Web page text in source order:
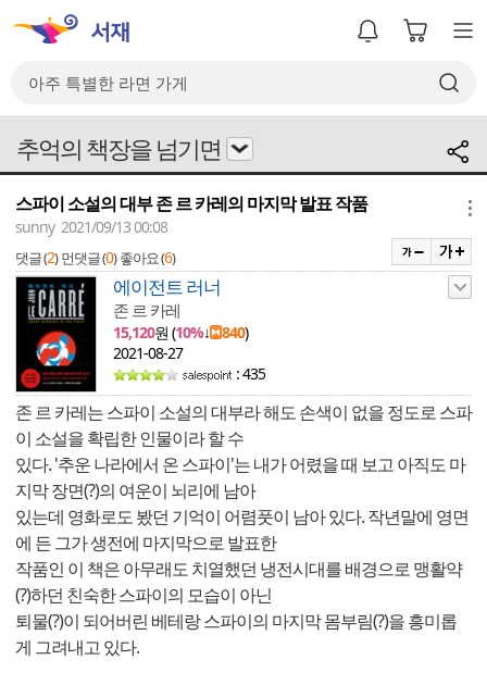
추억의 책장을 넘기면
스파이 소설의 대부 존 르 카레의 마지막 발표 작품
sunny 2021/09/13 00:08
댓글 (2) 먼댓글 (0) 좋아요 (6)
에이전트 러너
존 르 카레
15,120원 (10%↓ 840)
2021-08-27
: 435
존 르 카레는 스파이 소설의 대부라 해도 손색이 없을 정도로 스파
이 소설을 확립한 인물이라 할 수
있다. '추운 나라에서 온 스파이'는 내가 어렸을 때 보고 아직도 마
지막 장면(?)의 여운이 뇌리에 남아
있는데 영화로도 봤던 기억이 어렴풋이 남아 있다. 작년말에 영면
에 든 그가 생전에 마지막으로 발표한
작품인 이 책은 아무래도 치열했던 냉전시대를 배경으로 맹활약
(?)하던 친숙한 스파이의 모습이 아닌
퇴물(?)이 되어버린 베테랑 스파이의 마지막 몸부림(?)을 흥미롭
게 그려내고 있다.